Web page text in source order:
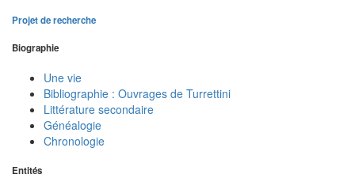
Projet de recherche
Biographie
Une vie
Bibliographie : Ouvrages de Turrettini
Littérature secondaire
Généalogie
Chronologie
Entités